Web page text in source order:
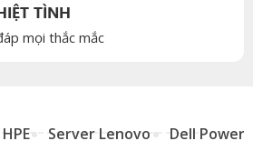
TÌNH
mọi thắc mắc
Server Lenovo Dell